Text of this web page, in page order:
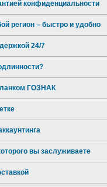
конфиденциальности
регион – быстро и удобно
24/7
ГОЗНАК
вы заслуживаете